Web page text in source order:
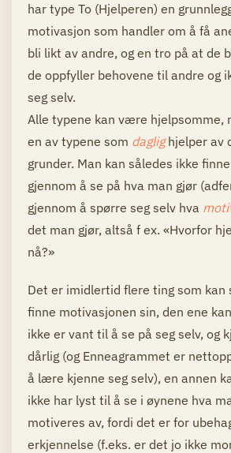
har type To (Hjelperen) en
motivasjon som handler om å få
bli likt av andre, og en tro på at de
de oppfyller behovene til andre og
seg selv.
Alle typene kan være hjelpsomme,
en av typene som daglighjelper av
grunder. Man kan således ikke
gjennom å se på hva man gjør
gjennom å spørre seg selv hva
det man gjør, altså f ex. «Hvorfor
nå?»
Det er imidlertid flere ting som kan
finne motivasjonen sin, den ene
ikke er vant til å se på seg selv, og
dårlig (og Enneagrammet er
å lære kjenne seg selv), en annen
ikke har lyst til å se i øynene hva
motiveres av, fordi det er for
erkjennelse (f.eks. er det jo ikke